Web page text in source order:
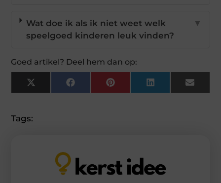
Wat doe ik als ik niet weet welk
speelgoed kinderen leuk vinden?
▼
Goed artikel? Deel hem dan op:
X
(Twitter)
FacebookPinterestLinkedInEmail
Tags: